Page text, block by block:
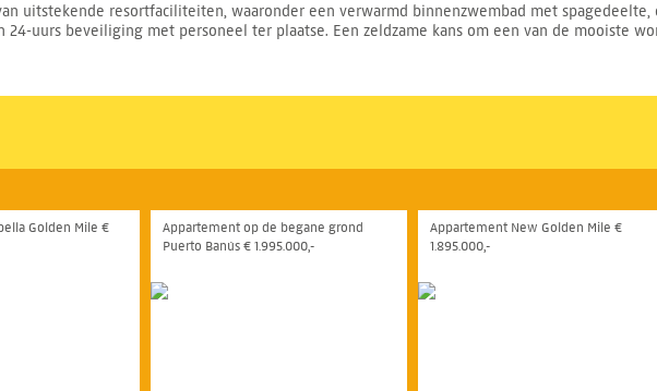
uitstekende resortfaciliteiten, waaronder een verwarmd binnenzwembad met
24-uurs beveiliging met personeel ter plaatse. Een zeldzame kans om een van de mooiste
Golden Mile €
Appartement op de begane grond
Puerto Banús € 1.995.000,-
Appartement New Golden Mile €
1.895.000,-